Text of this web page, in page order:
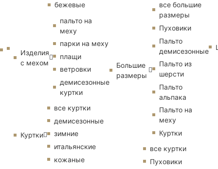
бежевые
Изделия
с мехом
пальто на
меху
парки на меху
плащи
ветровки
демисезонные
куртки
Куртки
все куртки
демисезонные
зимние
итальянские
кожаные
Большие
размеры
все большие
размеры
Пуховики
Пальто
демисезонные
Пальто из
шерсти
Пальто
альпака
Пальто на
меху
Куртки
все куртки
Пуховики